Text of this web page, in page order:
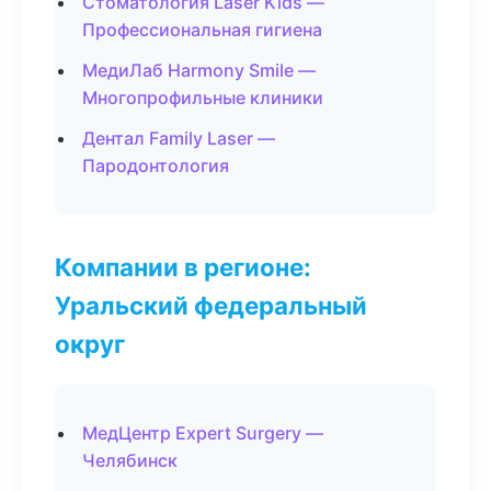
Профессиональная гигиена
МедиЛаб Harmony Smile —
Многопрофильные клиники
Дентал Family Laser —
Пародонтология
Компании в регионе:
Уральский федеральный
округ
МедЦентр Expert Surgery —
Челябинск